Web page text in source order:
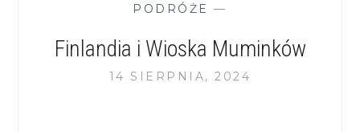
CO
PODRÓŻE —
Finlandia i Wioska Muminków
14 SIERPNIA, 2024